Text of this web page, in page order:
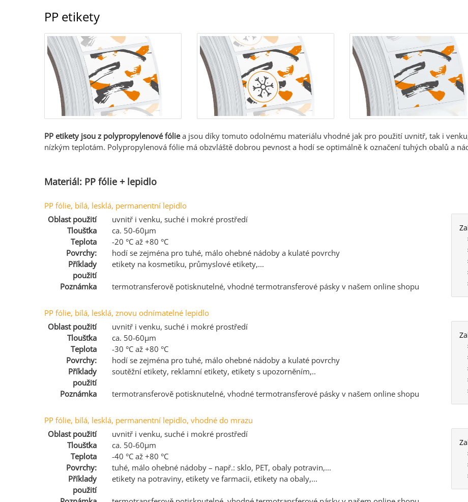
PP etikety
PP etikety jsou z polypropylenové fóliea jsou díky tomuto odolnému materiálu vhodné jak pro použití uvnitř, tak i
nízkým teplotám. Polypropylenová fólie má obzvláště dobrou pevnost a hodí se optimálně k označení tuhých obalů a
Materiál: PP fólie + lepidlo
PP fólie, bílá, lesklá, permanentní lepidlo
Oblast použití
uvnitř i venku, suché i mokré prostředí
Tloušťka
ca. 50-60µm
Teplota
-20 °C až +80 °C
Povrchy:
hodí se zejména pro tuhé, málo ohebné nádoby a kulaté povrchy
Příklady
použití
etikety na kosmetiku, průmyslové etikety,...
Poznámka termotransferově potisknutelné, vhodné termotransferové pásky v našem online shopu
PP fólie, bílá, lesklá, znovu odnímatelné lepidlo
Oblast použití
uvnitř i venku, suché i mokré prostředí
Tloušťka
ca. 50-60µm
Teplota
-30 °C až +80 °C
Povrchy:
hodí se zejména pro tuhé, málo ohebné nádoby a kulaté povrchy
Příklady
použití
soutěžní etikety, reklamní etikety, etikety s upozorněním,..
Poznámka termotransferově potisknutelné, vhodné termotransferové pásky v našem online shopu
PP fólie, bílá, lesklá, permanentní lepidlo, vhodné do mrazu
Oblast použití
uvnitř i venku, suché i mokré prostředí
Tloušťka
ca. 50-60µm
Teplota
-40 °C až +80 °C
Povrchy:
tuhé, málo ohebné nádoby – např.: sklo, PET, obaly potravin,...
Příklady
použití
etikety na potraviny, etikety ve farmacii, etikety na obaly,...